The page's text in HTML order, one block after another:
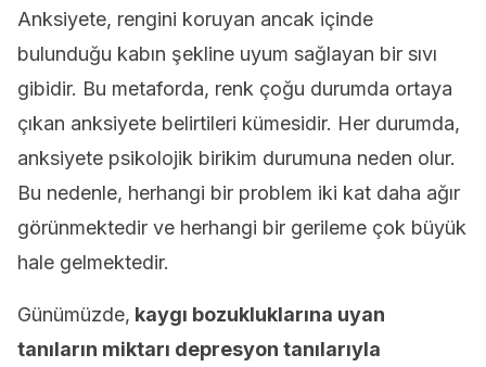
Anksiyete, rengini koruyan ancak içinde
bulunduğu kabın şekline uyum sağlayan bir sıvı
gibidir. Bu metaforda, renk çoğu durumda ortaya
çıkan anksiyete belirtileri kümesidir. Her durumda,
anksiyete psikolojik birikim durumuna neden olur.
Bu nedenle, herhangi bir problem iki kat daha ağır
görünmektedir ve herhangi bir gerileme çok büyük
hale gelmektedir.
Günümüzde, kaygı bozukluklarına uyan
tanıların miktarı depresyon tanılarıyla